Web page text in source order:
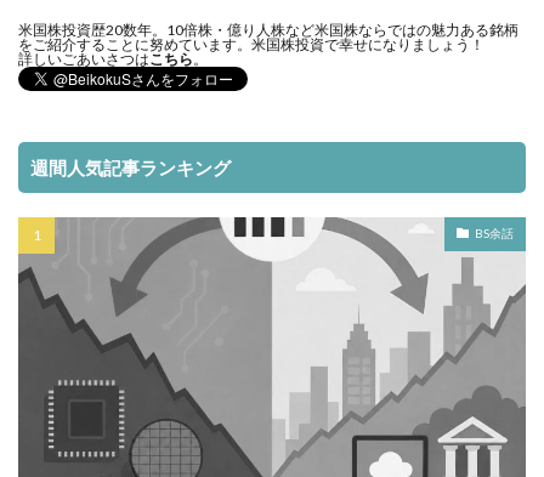
米国株投資歴20数年。10倍株・億り人株など米国株ならではの魅力ある銘柄
をご紹介することに努めています。米国株投資で幸せになりましょう！
詳しいごあいさつはこちら 。
週間人気記事ランキング
BS余話